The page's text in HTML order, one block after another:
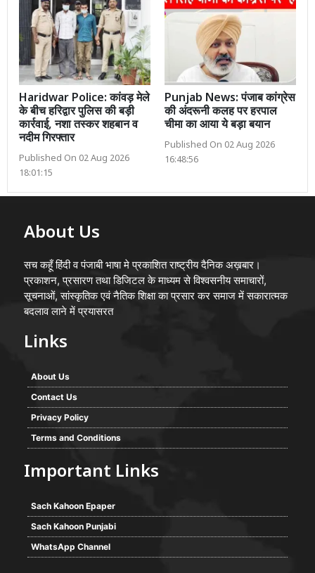
Haridwar Police: कांवड़ मेले
के बीच हरिद्वार पुलिस की बड़ी
कार्रवाई, नशा तस्कर शहबान व
नदीम गिरफ्तार
Published On 02 Aug 2026
18:01:15
Punjab News: पंजाब कांग्रेस
की अंदरूनी कलह पर हरपाल
चीमा का आया ये बड़ा बयान
Published On 02 Aug 2026
16:48:56
About Us
सच कहूँ हिंदी व पंजाबी भाषा मे प्रकाशित राष्ट्रीय दैनिक अख़बार।
प्रकाशन, प्रसारण तथा डिजिटल के माध्यम से विश्वसनीय समाचारों,
सूचनाओं, सांस्कृतिक एवं नैतिक शिक्षा का प्रसार कर समाज में सकारात्मक
बदलाव लाने में प्रयासरत
Links
About Us
Contact Us
Privacy Policy
Terms and Conditions
Important Links
Sach Kahoon Epaper
Sach Kahoon Punjabi
WhatsApp Channel